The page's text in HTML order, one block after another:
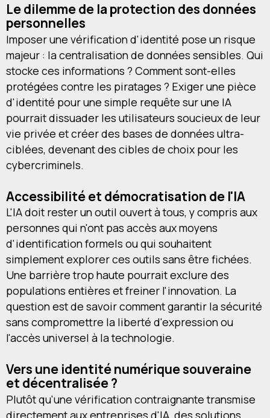
Le dilemme de la protection des données
personnelles
Imposer une vérification d'identité pose un risque
majeur : la centralisation de données sensibles. Qui
stocke ces informations ? Comment sont-elles
protégées contre les piratages ? Exiger une pièce
d'identité pour une simple requête sur une IA
pourrait dissuader les utilisateurs soucieux de leur
vie privée et créer des bases de données ultra-
ciblées, devenant des cibles de choix pour les
cybercriminels.
Accessibilité et démocratisation de l'IA
L'IA doit rester un outil ouvert à tous, y compris aux
personnes qui n'ont pas accès aux moyens
d'identification formels ou qui souhaitent
simplement explorer ces outils sans être fichées.
Une barrière trop haute pourrait exclure des
populations entières et freiner l'innovation. La
question est de savoir comment garantir la sécurité
sans compromettre la liberté d'expression ou
l'accès universel à la technologie.
Vers une identité numérique souveraine
et décentralisée ?
Plutôt qu'une vérification contraignante transmise
directement aux entreprises d'IA, des solutions